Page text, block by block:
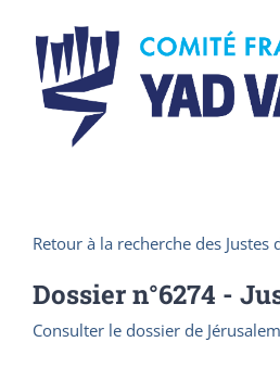
content
Retour à la recherche des Justes
Dossier n°6274 -
Consulter le dossier de